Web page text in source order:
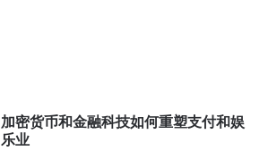
加密货币和金融科技如何重塑支付和娱
乐业